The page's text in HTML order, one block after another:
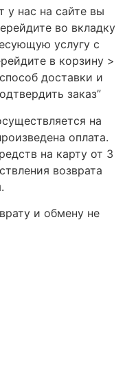
у нас на сайте вы
во вкладку
услугу с
в корзину >
доставки и
заказ”
на
оплата.
на карту от 3
возврата
и обмену не